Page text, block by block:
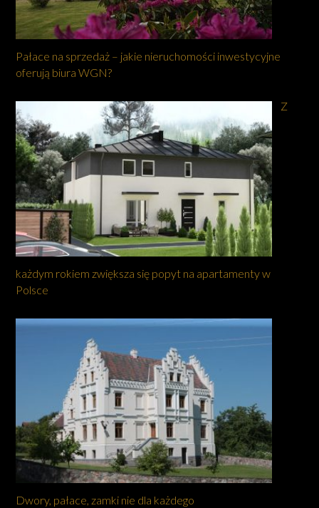
Pałace na sprzedaż – jakie nieruchomości inwestycyjne
oferują biura WGN?
Z
każdym rokiem zwiększa się popyt na apartamenty w
Polsce
Dwory, pałace, zamki nie dla każdego